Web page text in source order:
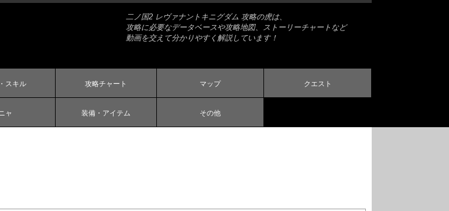
二ノ国2 レヴァナントキニグダム 攻略の虎は、
攻略に必要なデータベースや攻略地図、ストーリーチャートなど
動画を交えて分かりやすく解説しています！
スキル 攻略チャート マップ クエスト
ャ 装備・アイテム その他